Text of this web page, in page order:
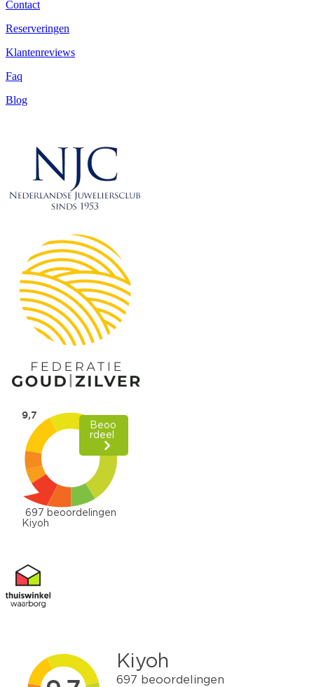
Contact
Reserveringen
Klantenreviews
Faq
Blog